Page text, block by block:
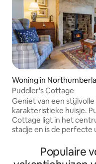
Woning in
Puddler's Cottage
Geniet van een
karakteristieke huisje.
Cottage ligt in het
stadje en is de perfecte
Northumberland te
het slechts een klein
Populaire